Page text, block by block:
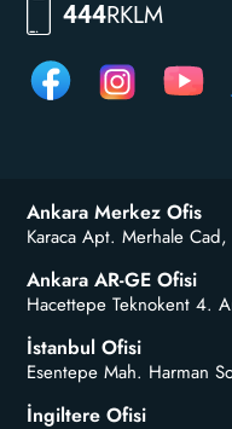
444RKLM
Ankara Merkez Ofis
Karaca Apt. Merhale
Ankara AR-GE Ofisi
Hacettepe Teknokent 4.
İstanbul Ofisi
Esentepe Mah. Harman
İngiltere Ofisi